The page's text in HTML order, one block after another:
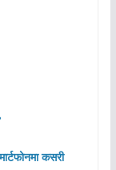
कसरी